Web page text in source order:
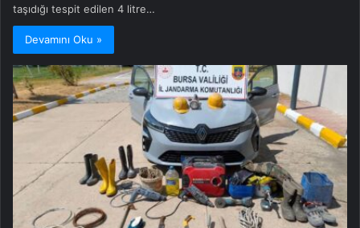
taşıdığı tespit edilen 4 litre…
Devamını Oku »